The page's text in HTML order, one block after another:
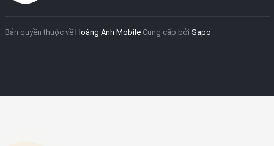
Bản quyền thuộc về Hoàng Anh Mobile Cung cấp bởi Sapo